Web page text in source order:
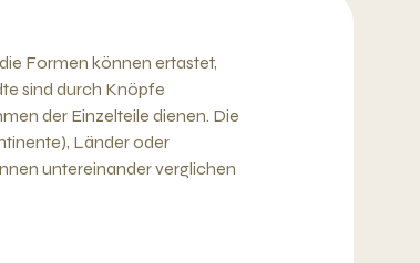
Formen können ertastet,
sind durch Knöpfe
der Einzelteile dienen. Die
Länder oder
untereinander verglichen